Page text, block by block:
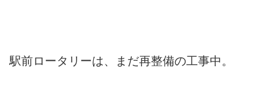
駅前ロータリーは、まだ再整備の工事中。